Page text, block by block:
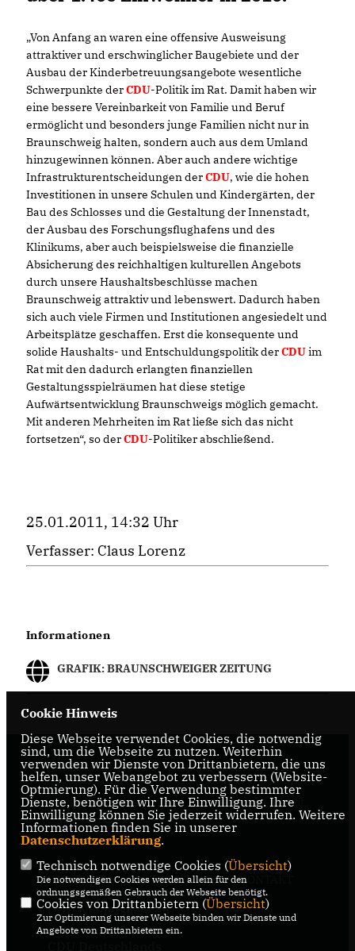
Von Anfang an waren eine offensive Ausweisung
attraktiver und erschwinglicher Baugebiete und der
Ausbau der Kinderbetreuungsangebote wesentliche
Schwerpunkte derCDU-Politik im Rat. Damit haben wir
eine bessere Vereinbarkeit von Familie und Beruf
ermöglicht und besonders junge Familien nicht nur in
Braunschweig halten, sondern auch aus dem Umland
hinzugewinnen können. Aber auch andere wichtige
Infrastrukturentscheidungen derCDU, wie die hohen
Investitionen in unsere Schulen und Kindergärten, der
Bau des Schlosses und die Gestaltung der Innenstadt,
der Ausbau des Forschungsflughafens und des
Klinikums, aber auch beispielsweise die finanzielle
Absicherung des reichhaltigen kulturellen Angebots
durch unsere Haushaltsbeschlüsse machen
Braunschweig attraktiv und lebenswert. Dadurch haben
sich auch viele Firmen und Institutionen angesiedelt und
Arbeitsplätze geschaffen. Erst die konsequente und
solide Haushalts- und Entschuldungspolitik derCDUim
Rat mit den dadurch erlangten finanziellen
Gestaltungsspielräumen hat diese stetige
Aufwärtsentwicklung Braunschweigs möglich gemacht.
Mit anderen Mehrheiten im Rat ließe sich das nicht
fortsetzen“, so derCDU-Politiker abschließend.
25.01.2011, 14:32 Uhr
Verfasser: Claus Lorenz
Informationen
GRAFIK: BRAUNSCHWEIGER ZEITUNG
Internetseite der CDU-Fraktion im Rat der Stadt
Braunschweig, mit aktuellen Informationen rund
um die Kommunalpolitik in der zweitgrößten Stadt
Niedersachsens.
IMPRESSUM DATENSCHUTZ KONTAKT
CDU Niedersachsen
Cookie Hinweis
Diese Webseite verwendet Cookies, die notwendig
sind, um die Webseite zu nutzen. Weiterhin
verwenden wir Dienste von Drittanbietern, die uns
helfen, unser Webangebot zu verbessern (Website-
Optmierung). Für die Verwendung bestimmter
Dienste, benötigen wir Ihre Einwilligung. Ihre
Einwilligung können Sie jederzeit widerrufen. Weitere
Informationen finden Sie in unserer
Datenschutzerklärung.
Technisch notwendige Cookies (Übersicht)
Die notwendigen Cookies werden allein für den
ordnungsgemäßen Gebrauch der Webseite benötigt.
Cookies von Drittanbietern (Übersicht)
Zur Optimierung unserer Webseite binden wir Dienste und
Angebote von Drittanbietern ein.